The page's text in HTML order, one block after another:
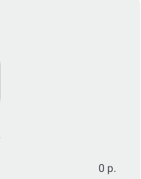
0 р.